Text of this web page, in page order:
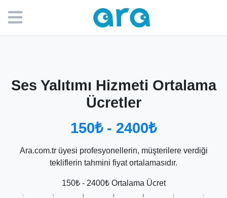
Ses Yalıtımı Hizmeti Ortalama
Ücretler
150₺ - 2400₺
Ara.com.tr üyesi profesyonellerin, müşterilere verdiği
tekliflerin tahmini fiyat ortalamasıdır.
150₺ - 2400₺ Ortalama Ücret